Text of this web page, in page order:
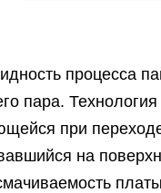
процесса
пара.
при
на